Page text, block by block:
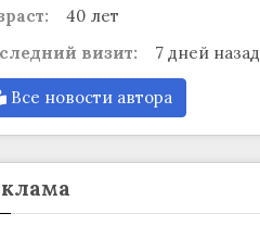
40 лет
визит:
7 дней назад
Все новости автора